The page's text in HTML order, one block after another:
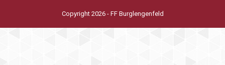
Copyright 2026 - FF Burglengenfeld